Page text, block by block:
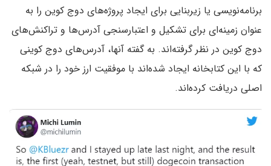
برنامه‌نویسی یا زیربنایی برای ایجاد پروژه‌های دوج کوین را به
عنوان زمینه‌ای برای تشکیل و اعتبارسنجی آدرس‌ها و تراکنش‌های
دوج کوین در نظر گرفته‌اند. به گفته آنها، آدرس‌های دوج کوینی
که با این کتابخانه ایجاد شده‌اند با موفقیت ارز خود را در شبکه
اصلی دریافت کرده‌اند.